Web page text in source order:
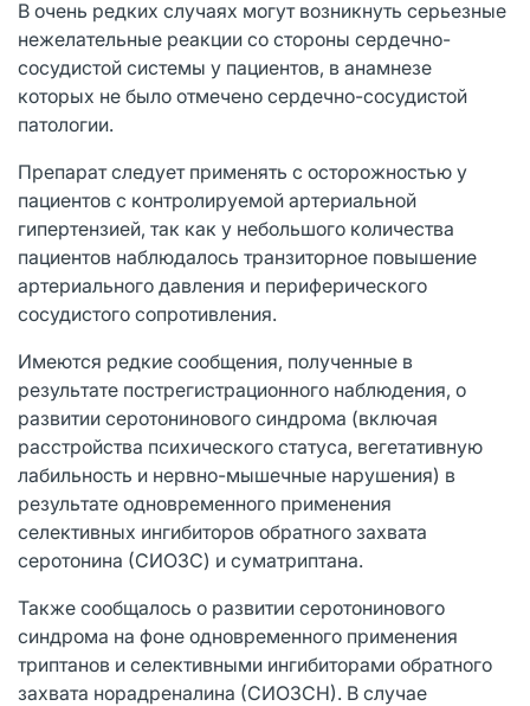
В очень редких случаях могут возникнуть серьезные
нежелательные реакции со стороны сердечно-
сосудистой системы у пациентов, в анамнезе
которых не было отмечено сердечно-сосудистой
патологии.
Препарат следует применять с осторожностью у
пациентов с контролируемой артериальной
гипертензией, так как у небольшого количества
пациентов наблюдалось транзиторное повышение
артериального давления и периферического
сосудистого сопротивления.
Имеются редкие сообщения, полученные в
результате пострегистрационного наблюдения, о
развитии серотонинового синдрома (включая
расстройства психического статуса, вегетативную
лабильность и нервно-мышечные нарушения) в
результате одновременного применения
селективных ингибиторов обратного захвата
серотонина (СИОЗС) и суматриптана.
Также сообщалось о развитии серотонинового
синдрома на фоне одновременного применения
триптанов и селективными ингибиторами обратного
захвата норадреналина (СИОЗСН). В случае